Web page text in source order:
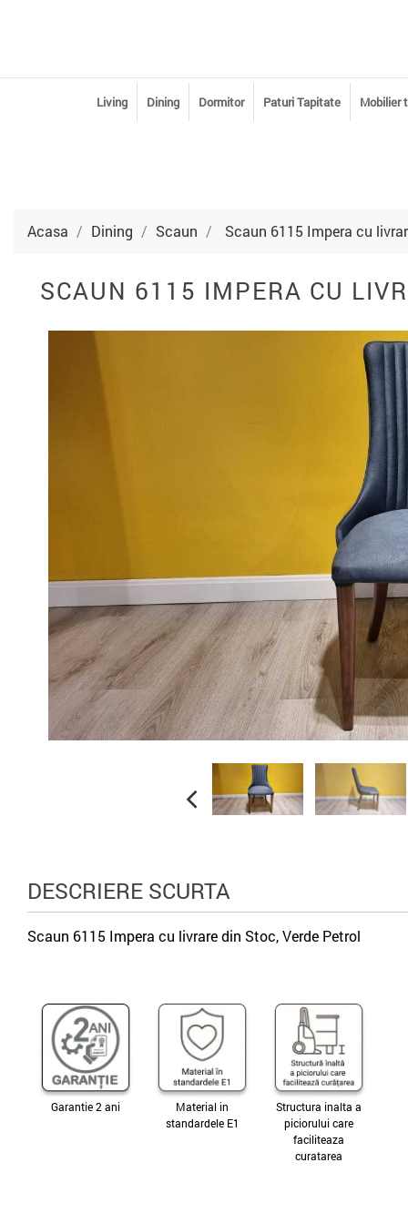
Living Dining Dormitor Paturi Tapitate Mobilier
Acasa Dining Scaun Scaun 6115 Impera cu
SCAUN 6115 IMPERA CU
DESCRIERE SCURTA
Scaun 6115 Impera cu livrare din Stoc, Verde Petrol
Garantie 2 ani
Material in
standardele E1
Structura inalta a
piciorului care
faciliteaza
curatarea